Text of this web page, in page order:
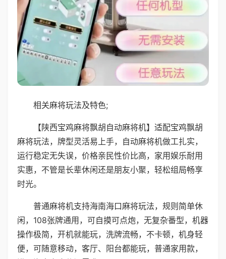
相关麻将玩法及特色;
【陕西宝鸡麻将飘胡自动麻将机】适配宝鸡飘胡
麻将玩法，牌型灵活易上手，自动麻将机做工扎实，
运行稳定无失误，价格亲民性价比高，家用娱乐耐用
实惠，不管是长辈休闲还是朋友小聚，轻松组局畅享
时光。
普通麻将机支持海南海口麻将玩法，规则简单休
闲，108张牌通用，可自摸可点炮，无复杂番型，机器
操作极简，开机就能玩，洗牌流畅，不卡顿，机身轻
便，可随意移动，客厅、阳台都能玩，普通家用款，